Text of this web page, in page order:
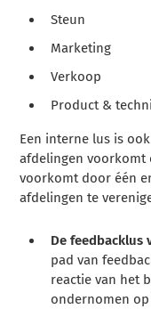
Steun
Marketing
Verkoop
Product &
Een interne lus is
afdelingen voorkomt
voorkomt door één
afdelingen te
De feedbacklus
pad van
reactie van het
ondernomen